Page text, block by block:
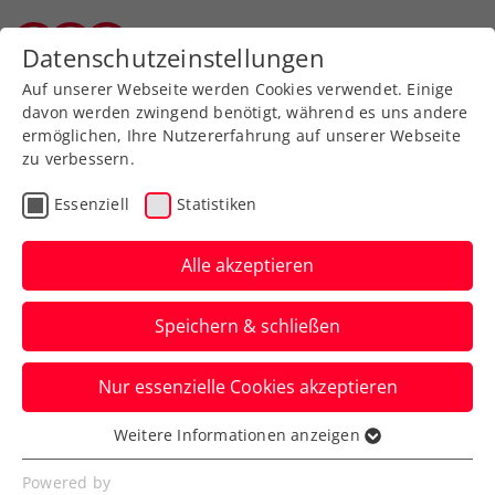
Zurück zur Newsübersicht
Turniere
Australian Open:
Erler/Miedler nach
tapferem Kampf
ausgeschieden
Österreichs Davis-Cup-Doppel unterliegt
in Melbourne zum Auftakt zwei starken
Hausherren.
Datenschutzeinstellungen
Auf unserer Webseite werden Cookies verwendet. Einige
davon werden zwingend benötigt, während es uns andere
ermöglichen, Ihre Nutzererfahrung auf unserer Webseite
zu verbessern.
Essenziell Statistiken
Alle akzeptieren
Speichern & schließen
Nur essenzielle Cookies akzeptieren
Essenziell
Essenzielle Cookies werden für grundlegende
Weitere Informationen anzeigen
Powered by